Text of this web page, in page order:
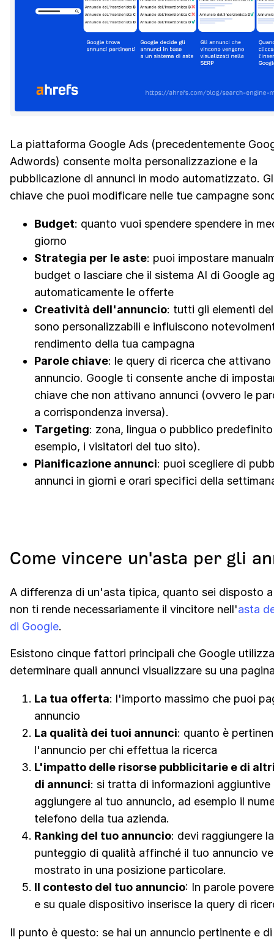
La piattaforma Google Ads (precedentemente
Adwords) consente molta personalizzazione e la
pubblicazione di annunci in modo automatizzato.
chiave che puoi modificare nelle tue campagne
Budget: quanto vuoi spendere spendere in
giorno
Strategia per le aste: puoi impostare
budget o lasciare che il sistema AI di Google
automaticamente le offerte
Creatività dell'annuncio: tutti gli elementi
sono personalizzabili e influiscono
rendimento della tua campagna
Parole chiave: le query di ricerca che
annuncio. Google ti consente anche di
chiave che non attivano annunci (ovvero le
a corrispondenza inversa).
Targeting: zona, lingua o pubblico
esempio, i visitatori del tuo sito).
Pianificazione annunci: puoi scegliere di
annunci in giorni e orari specifici della
Come vincere un'asta per gli
A differenza di un'asta tipica, quanto sei disposto
non ti rende necessariamente il vincitore nell'asta
di Google.
Esistono cinque fattori principali che Google
determinare quali annunci visualizzare su una
La tua offerta: l'importo massimo che puoi
annuncio
La qualità dei tuoi annunci: quanto è
l'annuncio per chi effettua la ricerca
L'impatto delle risorse pubblicitarie e di
di annunci: si tratta di informazioni aggiuntive
aggiungere al tuo annuncio, ad esempio il
telefono della tua azienda.
Ranking del tuo annuncio: devi raggiungere
punteggio di qualità affinché il tuo annuncio
mostrato in una posizione particolare.
Il contesto del tuo annuncio: In parole
e su quale dispositivo inserisce la query di
Il punto è questo: se hai un annuncio pertinente e